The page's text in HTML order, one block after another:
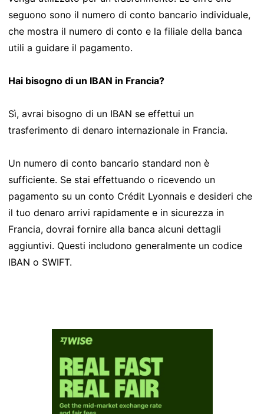
seguono sono il numero di conto bancario individuale,
che mostra il numero di conto e la filiale della banca
utili a guidare il pagamento.
Hai bisogno di un IBAN in Francia?
Sì, avrai bisogno di un IBAN se effettui un
trasferimento di denaro internazionale in Francia.
Un numero di conto bancario standard non è
sufficiente. Se stai effettuando o ricevendo un
pagamento su un conto Crédit Lyonnais e desideri che
il tuo denaro arrivi rapidamente e in sicurezza in
Francia, dovrai fornire alla banca alcuni dettagli
aggiuntivi. Questi includono generalmente un codice
IBAN o SWIFT.